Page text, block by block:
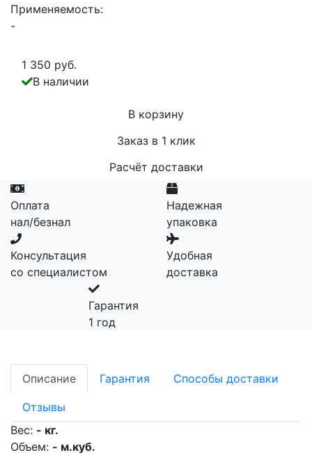
Применяемость:
-
1 350 руб.
В наличии
В корзину
Заказ в 1 клик
Расчёт доставки
Оплата
нал/безнал
Надежная
упаковка
Консультация
со специалистом
Удобная
доставка
Гарантия
1 год
Описание Гарантия Способы доставки
Отзывы
Вес: - кг.
Объем: - м.куб.